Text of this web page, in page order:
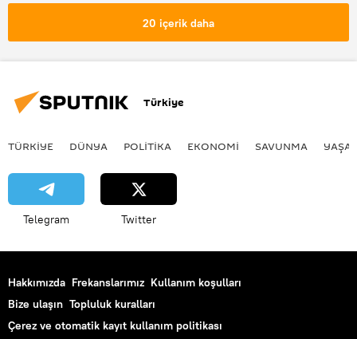
İşçi Partisi (Brezilya)
İşçi Partisi (İrlanda)
20 içerik daha
Türkiye
TÜRKIYE DÜNYA POLİTİKA EKONOMİ SAVUNMA
Telegram Twitter
Hakkımızda Frekanslarımız Kullanım koşulları
Bize ulaşın Topluluk kuralları
Çerez ve otomatik kayıt kullanım politikası